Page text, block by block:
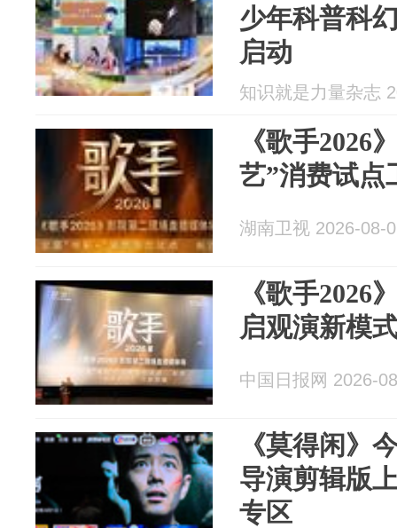
少年科普科
启动
知识就是力量杂志
《歌手2026
艺”消费试点
湖南卫视 2026-08-
《歌手2026
启观演新模
中国日报网 2026-
《莫得闲》
导演剪辑版
专区